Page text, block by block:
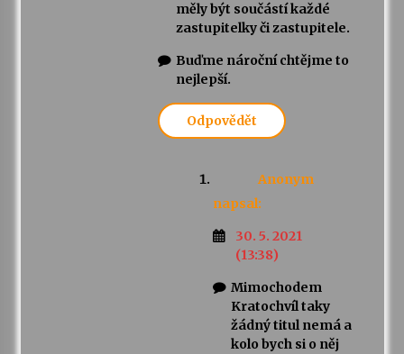
měly být součástí každé
zastupitelky či zastupitele.
Buďme nároční chtějme to
nejlepší.
Odpovědět
Anonym
napsal:
30. 5. 2021
(13:38)
Mimochodem
Kratochvíl taky
žádný titul nemá a
kolo bych si o něj